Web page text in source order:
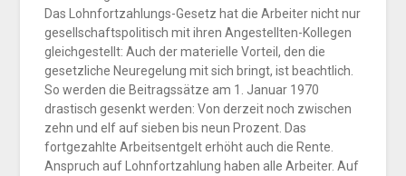
Das Lohnfortzahlungs-Gesetz hat die Arbeiter nicht nur
gesellschaftspolitisch mit ihren Angestellten-Kollegen
gleichgestellt: Auch der materielle Vorteil, den die
gesetzliche Neuregelung mit sich bringt, ist beachtlich.
So werden die Beitragssätze am 1. Januar 1970
drastisch gesenkt werden: Von derzeit noch zwischen
zehn und elf auf sieben bis neun Prozent. Das
fortgezahlte Arbeitsentgelt erhöht auch die Rente.
Anspruch auf Lohnfortzahlung haben alle Arbeiter. Auf